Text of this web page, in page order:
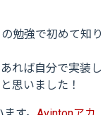
勉強で初めて知り
れば自分で実装し
思いました！